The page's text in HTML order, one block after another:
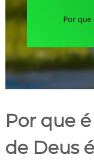
Por que
de Deus